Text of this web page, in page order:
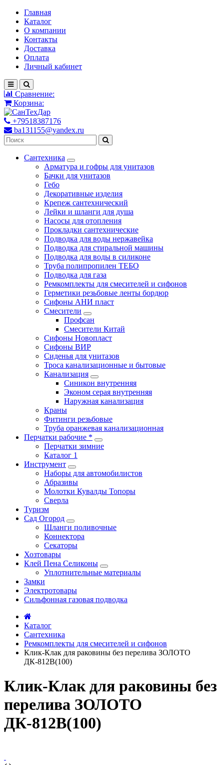
Главная
Каталог
О компании
Контакты
Доставка
Оплата
Личный кабинет
Сравнение:
Корзина:
+79518387176
ba131155@yandex.ru
Сантехника
Арматура и гофры для унитазов
Бачки для унитазов
Гебо
Декоративные изделия
Крепеж сантехнический
Лейки и шланги для душа
Насосы для отопления
Прокладки сантехнические
Подводка для воды нержавейка
Подводка для стиральной машины
Подводка для воды в силиконе
Труба полипропилен ТЕБО
Подводка для газа
Ремкомплекты для смесителей и сифонов
Герметики резьбовые ленты бордюр
Сифоны АНИ пласт
Смесители
Профсан
Смесители Китай
Сифоны Новопласт
Сифоны ВИР
Сиденья для унитазов
Троса канализационные и бытовые
Канализация
Синикон внутренняя
Эконом серая внутренняя
Наружная канализация
Краны
Фитинги резьбовые
Труба оранжевая канализационная
Перчатки рабочие *
Перчатки зимние
Каталог 1
Инструмент
Наборы для автомобилистов
Абразивы
Молотки Кувалды Топоры
Сверла
Туризм
Сад Огород
Шланги поливочные
Коннектора
Секаторы
Хозтовары
Клей Пена Селиконы
Уплотнительные материалы
Замки
Электротовары
Сильфонная газовая подводка
Каталог
Сантехника
Ремкомплекты для смесителей и сифонов
Клик-Клак для раковины без перелива ЗОЛОТО
ДК-812В(100)
Клик-Клак для раковины без
перелива ЗОЛОТО
ДК-812В(100)